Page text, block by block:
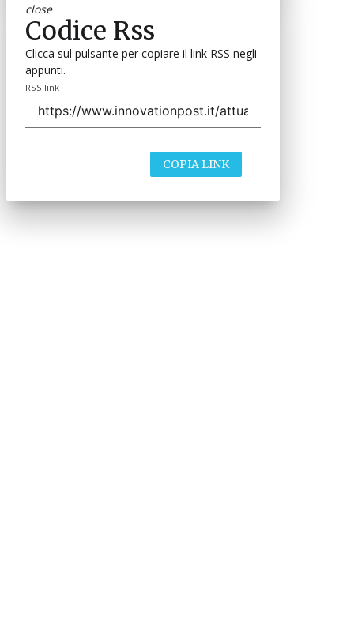
close
Codice Rss
Clicca sul pulsante per copiare il link RSS negli
appunti.
RSS link
COPIA LINK